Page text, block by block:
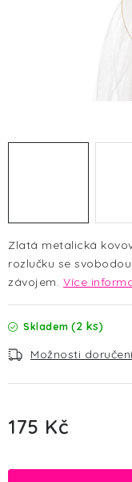
Zlatá metalická
rozlučku se
závojem. Více
Skladem (2 ks)
Možnosti doručení
175 Kč